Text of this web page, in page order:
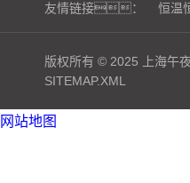
友情链接： 恒温
版权所有 © 2025 上海午
SITEMAP.XML
网站地图